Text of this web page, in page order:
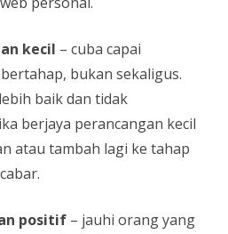
kecil – cuba capai
bukan sekaligus.
baik dan tidak
berjaya perancangan kecil
atau tambah lagi ke tahap
positif – jauhi orang yang